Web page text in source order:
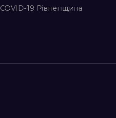
COVID-19 Рівненщина